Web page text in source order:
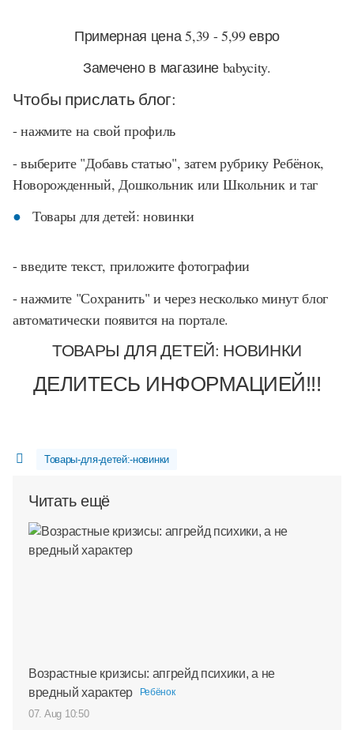
Примерная цена 5,39 - 5,99 евро
Замечено в магазине babycity.
Чтобы прислать блог:
- нажмите на свой профиль
- выберите "Добавь статью", затем рубрику Ребёнок,
Новорожденный, Дошкольник или Школьник и таг
Товары для детей: новинки
- введите текст, приложите фотографии
- нажмите "Сохранить" и через несколько минут блог
автоматически появится на портале.
ТОВАРЫ ДЛЯ ДЕТЕЙ: НОВИНКИ
ДЕЛИТЕСЬ ИНФОРМАЦИЕЙ!!!
Товары-для-детей:-новинки
Читать ещё
Возрастные кризисы: апгрейд психики, а не
вредный характер
Ребёнок
07. Aug 10:50